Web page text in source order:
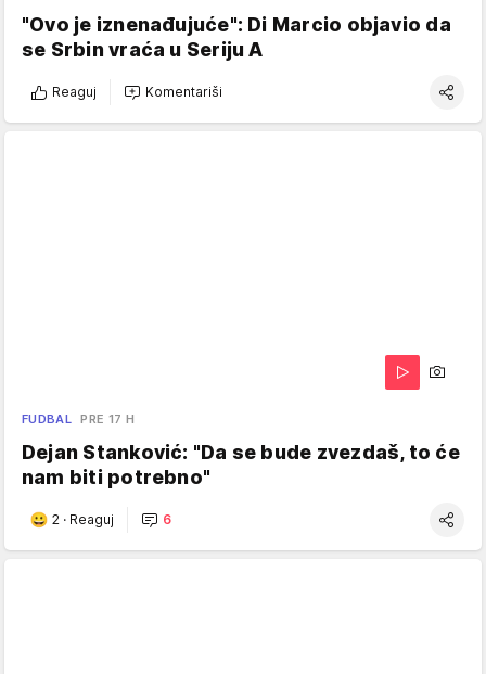
"Ovo je iznenađujuće": Di Marcio objavio da
se Srbin vraća u Seriju A
Reaguj Komentariši
FUDBAL PRE 17 H
Dejan Stanković: "Da se bude zvezdaš, to će
nam biti potrebno"
2 · Reaguj 6